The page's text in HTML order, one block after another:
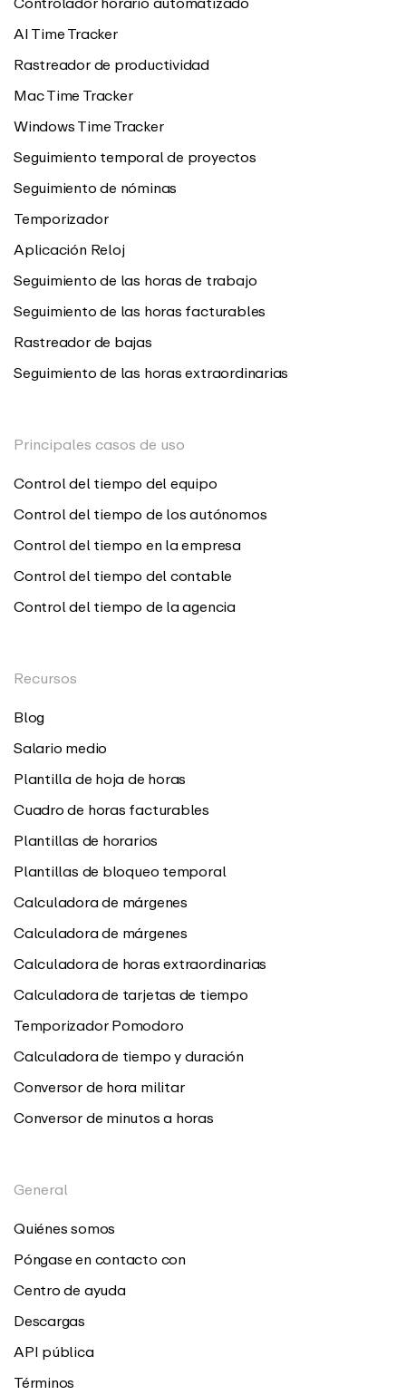
AI Time Tracker
Rastreador de productividad
Mac Time Tracker
Windows Time Tracker
Seguimiento temporal de proyectos
Seguimiento de nóminas
Temporizador
Aplicación Reloj
Seguimiento de las horas de trabajo
Seguimiento de las horas facturables
Rastreador de bajas
Seguimiento de las horas extraordinarias
Principales casos de uso
Control del tiempo del equipo
Control del tiempo de los autónomos
Control del tiempo en la empresa
Control del tiempo del contable
Control del tiempo de la agencia
Recursos
Blog
Salario medio
Plantilla de hoja de horas
Cuadro de horas facturables
Plantillas de horarios
Plantillas de bloqueo temporal
Calculadora de márgenes
Calculadora de márgenes
Calculadora de horas extraordinarias
Calculadora de tarjetas de tiempo
Temporizador Pomodoro
Calculadora de tiempo y duración
Conversor de hora militar
Conversor de minutos a horas
General
Quiénes somos
Póngase en contacto con
Centro de ayuda
Descargas
API pública
Términos